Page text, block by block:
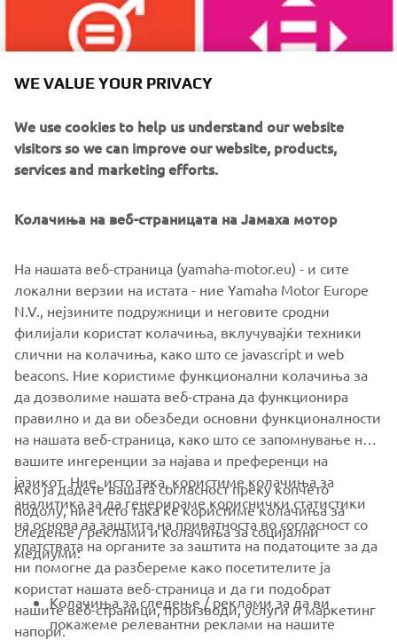
WHAT TO READ NEXT
Promote Corporate Citizenship
Read more
CORPORATE
FOR BUSINESS
WE VALUE YOUR PRIVACY
We use cookies to help us understand our website
visitors so we can improve our website, products,
services and marketing efforts.
Колачиња на веб-страницата на Јамаха мотор
На нашата веб-страница (yamaha-motor.eu) - и сите
локални верзии на истата - ние Yamaha Motor Europe
N.V., нејзините подружници и неговите сродни
филијали користат колачиња, вклучувајќи техники
слични на колачиња, како што се javascript и web
beacons. Ние користиме функционални колачиња за
да дозволиме нашата веб-страна да функционира
правилно и да ви обезбеди основни функционалности
на нашата веб-страница, како што се запомнување на
вашите ингеренции за најава и преференци на
јазикот. Ние, исто така, користиме колачиња за
аналитика за да генерираме кориснички статистики
на основа за заштита на приватноста во согласност со
упатствата на органите за заштита на податоците за да
ни помогне да разбереме како посетителите ја
користат нашата веб-страница и да ги подобрат
нашите веб-страници, производи, услуги и маркетинг
напори.
Ако ја дадете вашата согласност преку копчето
подолу, ние исто така ќе користиме колачиња за
следење / реклами и колачиња за социјални
медиуми:
Колачиња за следење / реклами за да ви
покажеме релевантни реклами на нашите